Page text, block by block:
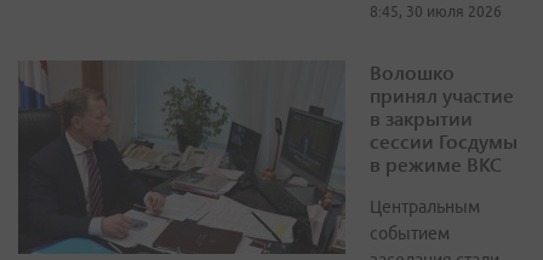
8:45, 30 июля 2026
Волошко
принял участие
в закрытии
сессии Госдумы
в режиме ВКС
Центральным
событием